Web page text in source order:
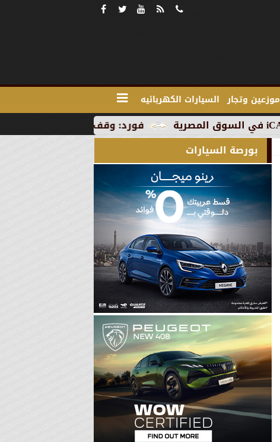
موزعين وتجار السيارات الكهربائيه
فورد: وقف الإنتاج في رومانيا بسبب العطلة
بورصة السيارات